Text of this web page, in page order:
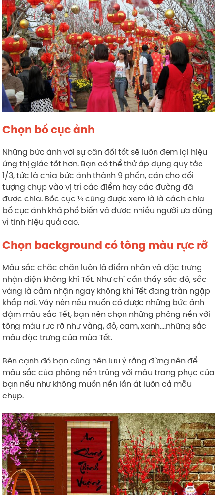
Chọn bố cục ảnh
Những bức ảnh với sự cân đối tốt sẽ luôn đem lại hiệu
ứng thị giác tốt hơn. Bạn có thể thử áp dụng quy tắc
1/3, tức là chia bức ảnh thành 9 phần, căn cho đối
tượng chụp vào vị trí các điểm hay các đường đã
được chia. Bốc cục ⅓ cũng được xem là là cách chia
bố cục ảnh khá phổ biến và được nhiều người ưa dùng
vì tính hiệu quả cao.
Chọn background có tông màu rực rỡ
Màu sắc chắc chắn luôn là điểm nhấn và đặc trưng
nhận diện không khí Tết. Như chỉ cần thấy sắc đỏ, sắc
vàng là cảm nhận ngay không khí Tết đang tràn ngập
khắp nơi. Vậy nên nếu muốn có được những bức ảnh
đậm màu sắc Tết, bạn nên chọn những phông nền với
tông màu rực rỡ như vàng, đỏ, cam, xanh….những sắc
màu đặc trưng của mùa Tết.
Bên cạnh đó bạn cũng nên lưu ý rằng đừng nên để
màu sắc của phông nền trùng với màu trang phục của
bạn nếu như không muốn nền lấn át luôn cả mẫu
chụp.